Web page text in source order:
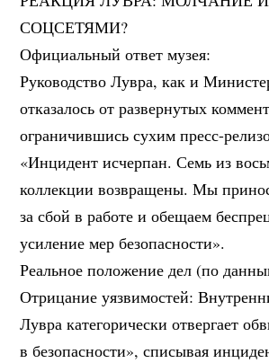
СОЦСЕТЯМИ?
Официальный ответ музея:
Руководство Лувра, как и
отказалось от развернутых
ограничившись сухим пресс-
«Инцидент исчерпан. Семь из
коллекции возвращены. Мы
за сбой в работе и обещаем
усиление мер безопасности».
Реальное положение дел (по
Отрицание уязвимостей:
Лувра категорически отвергает
в безопасности», списывая